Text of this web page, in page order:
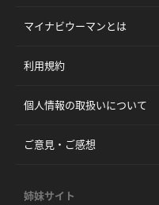
マイナビウーマンとは
利用規約
個人情報の取扱いについて
ご意見・ご感想
姉妹サイト